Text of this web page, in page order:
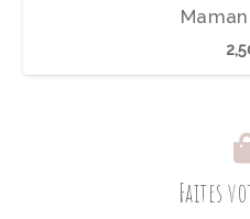
Faites